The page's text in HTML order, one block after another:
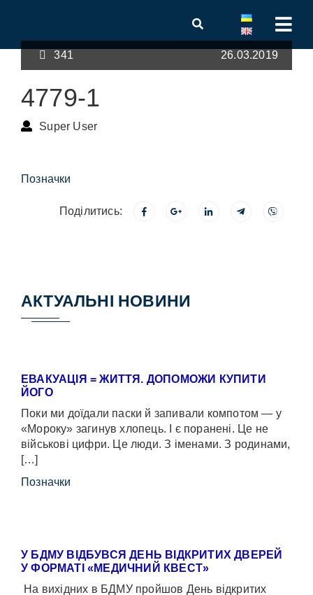
341 26.03.2019
4779-1
Super User
Позначки
Поділитись:
АКТУАЛЬНІ НОВИНИ
ЕВАКУАЦІЯ = ЖИТТЯ. ДОПОМОЖИ КУПИТИ
ЙОГО
Поки ми доїдали паски й запивали компотом — у
«Мороку» загинув хлопець. І є поранені. Це не
військові цифри. Це люди. З іменами. З родинами,
[…]
Позначки
У БДМУ ВІДБУВСЯ ДЕНЬ ВІДКРИТИХ ДВЕРЕЙ
У ФОРМАТІ «МЕДИЧНИЙ КВЕСТ»
На вихідних в БДМУ пройшов День відкритих